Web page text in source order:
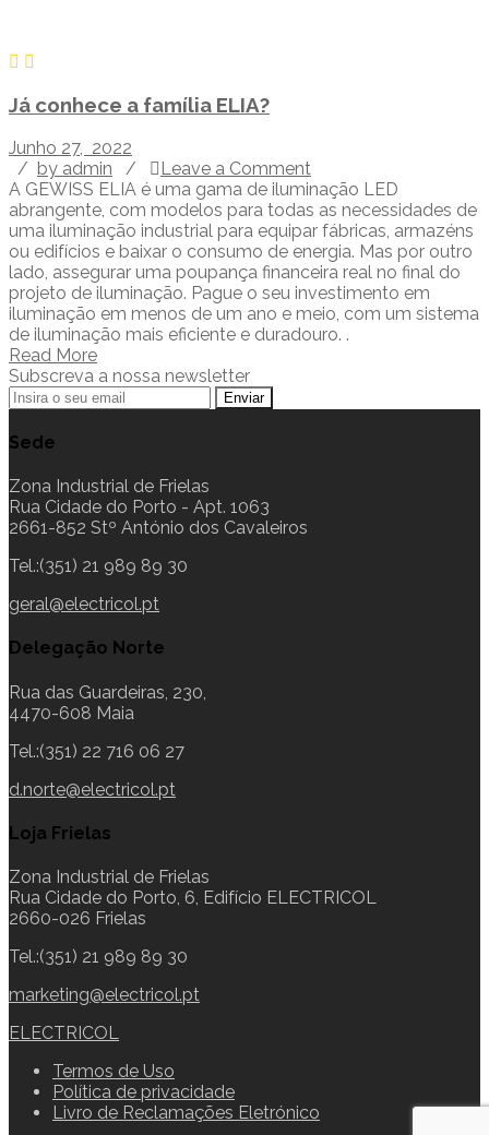
Já conhece a família ELIA?
Junho 27, 2022
/ by admin /
Leave a Comment
A GEWISS ELIA é uma gama de iluminação LED
abrangente, com modelos para todas as necessidades de
uma iluminação industrial para equipar fábricas, armazéns
ou edifícios e baixar o consumo de energia. Mas por outro
lado, assegurar uma poupança financeira real no final do
projeto de iluminação. Pague o seu investimento em
iluminação em menos de um ano e meio, com um sistema
de iluminação mais eficiente e duradouro. .
Read More
Subscreva a nossa newsletter
Sede
Zona Industrial de Frielas
Rua Cidade do Porto - Apt. 1063
2661-852 Stº António dos Cavaleiros
Tel.:(351) 21 989 89 30
geral@electricol.pt
Delegação Norte
Rua das Guardeiras, 230,
4470-608 Maia
Tel.:(351) 22 716 06 27
d.norte@electricol.pt
Loja Frielas
Zona Industrial de Frielas
Rua Cidade do Porto, 6, Edifício ELECTRICOL
2660-026 Frielas
Tel.:(351) 21 989 89 30
marketing@electricol.pt
ELECTRICOL
Termos de Uso
Política de privacidade
Livro de Reclamações Eletrónico